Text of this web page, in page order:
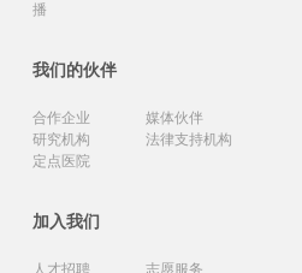
播
我们的伙伴
合作企业
媒体伙伴
研究机构
法律支持机构
定点医院
加入我们
人才招聘 志愿服务